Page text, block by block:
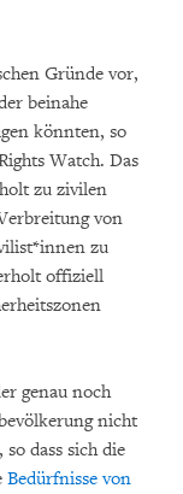
Gründe vor,
beinahe
könnten, so
Watch. Das
zu zivilen
von
zu
offiziell
genau noch
nicht
dass sich die
Bedürfnisse von